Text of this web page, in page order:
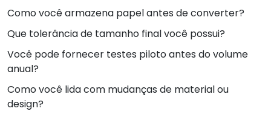
Como você armazena papel antes de converter?
Que tolerância de tamanho final você possui?
Você pode fornecer testes piloto antes do volume
anual?
Como você lida com mudanças de material ou
design?